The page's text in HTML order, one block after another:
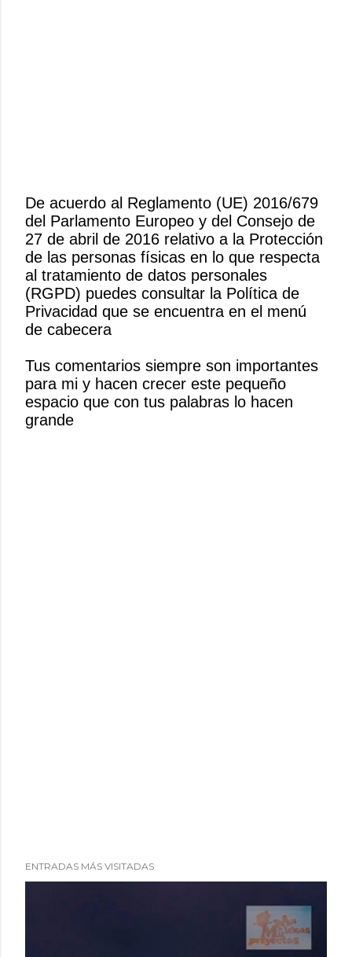
P
u
b
l
i
c
a
u
n
c
o
De acuerdo al Reglamento (UE) 2016/679
del Parlamento Europeo y del Consejo de
27 de abril de 2016 relativo a la Protección
de las personas físicas en lo que respecta
al tratamiento de datos personales
(RGPD) puedes consultar la Política de
Privacidad que se encuentra en el menú
de cabecera
Tus comentarios siempre son importantes
para mi y hacen crecer este pequeño
espacio que con tus palabras lo hacen
grande
ENTRADAS MÁS VISITADAS